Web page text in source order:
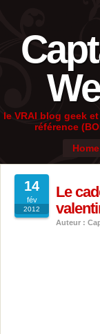
le VRAI blog geek
référence
Home
14
fév
2012
Le
Auteur :